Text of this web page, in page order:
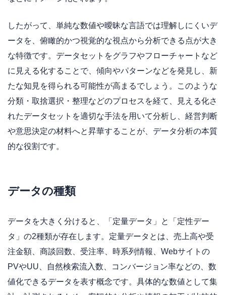
したがって、単純な数値や曖昧な言語では理解しにくいデ
ータを、俯瞰的かつ視覚的な視点から分析できる点が大き
な特徴です。データセットをグラフやフローチャートなど
に見える化することで、傾向やパターンなどを発見し、新
たな知見を得られる可能性が高まるでしょう。このような
分類・取捨選択・整理などのプロセスを経て、見える化さ
れたデータセットを適切な手法を用いて分析し、経営判断
や意思決定の材料へと昇華することが、データ分析の本質
的な役割です。
データの種類
データを大きく分けると、「定量データ」と「定性デー
タ」の2種類が存在します。定量データとは、売上高や受
注金額、商談回数、受注率、時系列情報、Webサイトの
PVやUU、自然検索流入数、コンバージョン率などの、数
値化できるデータを表す概念です。具体的な数値として集